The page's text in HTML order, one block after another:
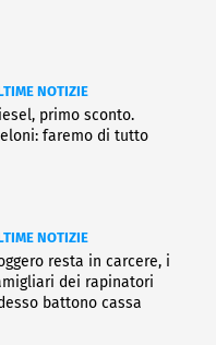
NOTIZIE
primo sconto.
faremo di tutto
NOTIZIE
resta in carcere, i
dei rapinatori
battono cassa